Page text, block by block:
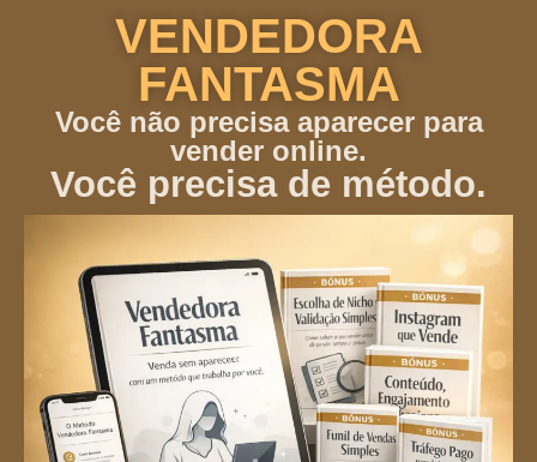
VENDEDORA
FANTASMA
Você não precisa aparecer para
vender online.
Você precisa de método.